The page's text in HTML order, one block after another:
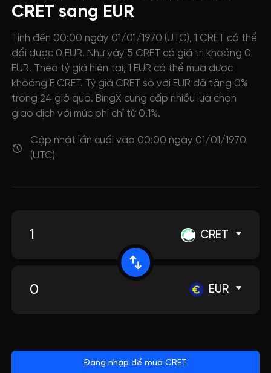
CRET sang EUR
Tính đến 00:00 ngày 01/01/1970 (UTC), 1 CRET có thể
đổi được 0 EUR. Như vậy 5 CRET có giá trị khoảng 0
EUR. Theo tỷ giá hiện tại, 1 EUR có thể mua được
khoảng E CRET. Tỷ giá CRET so với EUR đã tăng 0%
trong 24 giờ qua. BingX cung cấp nhiều lựa chọn
giao dịch với mức phí chỉ từ 0.1%.
Cập nhật lần cuối vào 00:00 ngày 01/01/1970
(UTC)
CRET
EUR
Đăng nhập để mua CRET